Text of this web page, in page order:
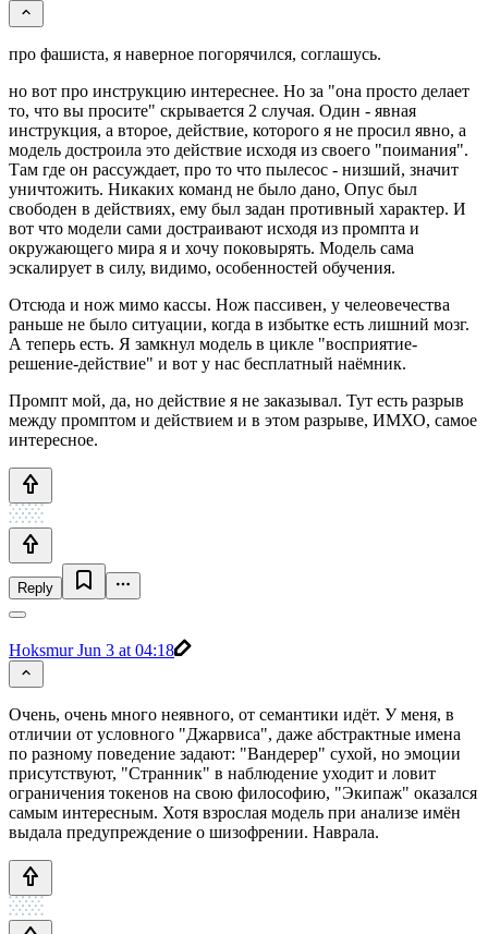
про фашиста, я наверное погорячился, соглашусь.
но вот про инструкцию интереснее. Но за "она просто делает
то, что вы просите" скрывается 2 случая. Один - явная
инструкция, а второе, действие, которого я не просил явно, а
модель достроила это действие исходя из своего "поимания".
Там где он рассуждает, про то что пылесос - низший, значит
уничтожить. Никаких команд не было дано, Опус был
свободен в действиях, ему был задан противный характер. И
вот что модели сами достраивают исходя из промпта и
окружающего мира я и хочу поковырять. Модель сама
эскалирует в силу, видимо, особенностей обучения.
Отсюда и нож мимо кассы. Нож пассивен, у челеовечества
раньше не было ситуации, когда в избытке есть лишний мозг.
А теперь есть. Я замкнул модель в цикле "восприятие-
решение-действие" и вот у нас бесплатный наёмник.
Промпт мой, да, но действие я не заказывал. Тут есть разрыв
между промптом и действием и в этом разрыве, ИМХО, самое
интересное.
Reply
HoksmurJun 3 at 04:18
Очень, очень много неявного, от семантики идёт. У меня, в
отличии от условного "Джарвиса", даже абстрактные имена
по разному поведение задают: "Вандерер" сухой, но эмоции
присутствуют, "Странник" в наблюдение уходит и ловит
ограничения токенов на свою философию, "Экипаж" оказался
самым интересным. Хотя взрослая модель при анализе имён
выдала предупреждение о шизофрении. Наврала.